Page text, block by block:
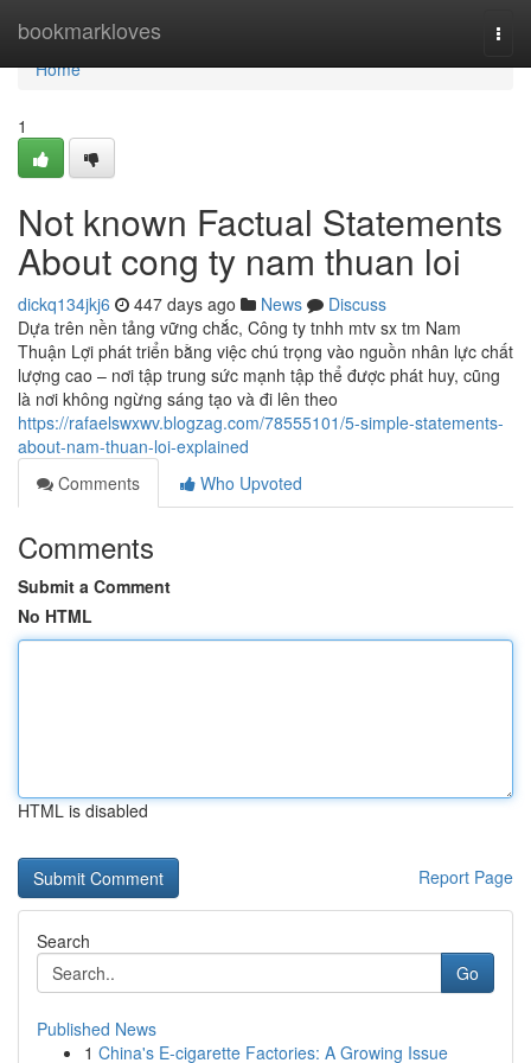
bookmarkloves
Home
Home
1
Not known Factual Statements
About cong ty nam thuan loi
dickq134jkj6 447 days ago News
Discuss
Dựa trên nền tảng vững chắc, Công ty tnhh mtv sx tm Nam
Thuận Lợi phát triển bằng việc chú trọng vào nguồn nhân lực chất
lượng cao – nơi tập trung sức mạnh tập thể được phát huy, cũng
là nơi không ngừng sáng tạo và đi lên theo
https://rafaelswxwv.blogzag.com/78555101/5-simple-statements-
about-nam-thuan-loi-explained
Comments
Who Upvoted
Comments
Submit a Comment
No HTML
HTML is disabled
Report Page
Search
Go
Published News
1 China's E-cigarette Factories: A Growing Issue